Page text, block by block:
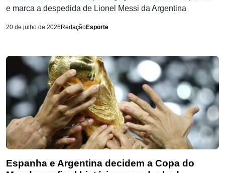
e marca a despedida de Lionel Messi da Argentina
20 de julho de 2026 RedaçãoEsporte
Espanha e Argentina decidem a Copa do